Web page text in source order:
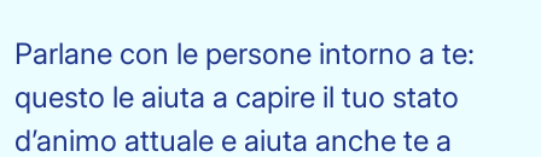
Parlane con le persone intorno a te:
questo le aiuta a capire il tuo stato
d’animo attuale e aiuta anche te a